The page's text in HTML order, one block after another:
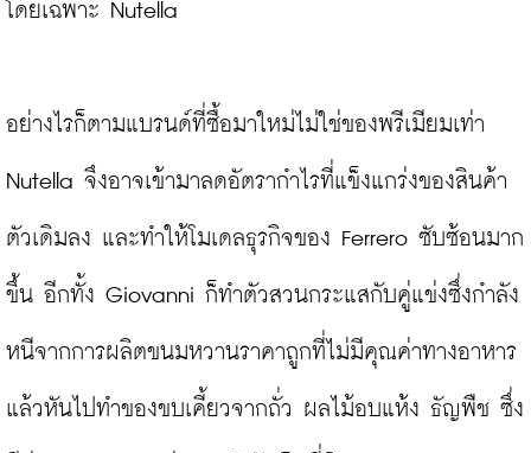
โดยเฉพาะ Nutella
อย่างไรก็ตามแบรนด์ที่ซื้อมาใหม่ไม่ใช่ของพรีเมียมเท่า
Nutella จึงอาจเข้ามาลดอัตรากำไรที่แข็งแกร่งของสินค้า
ตัวเดิมลง และทำให้โมเดลธุรกิจของ Ferrero ซับซ้อนมาก
ขึ้น อีกทั้ง Giovanni ก็ทำตัวสวนกระแสกับคู่แข่งซึ่งกำลัง
หนีจากการผลิตขนมหวานราคาถูกที่ไม่มีคุณค่าทางอาหาร
แล้วหันไปทำของขบเคี้ยวจากถั่ว ผลไม้อบแห้ง ธัญพืช ซึ่ง